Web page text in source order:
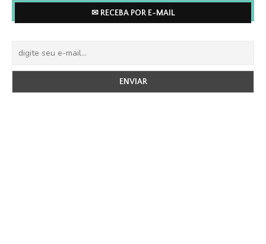
✉ RECEBA POR E-MAIL